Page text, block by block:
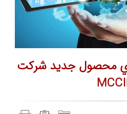
محصول جديد شركت